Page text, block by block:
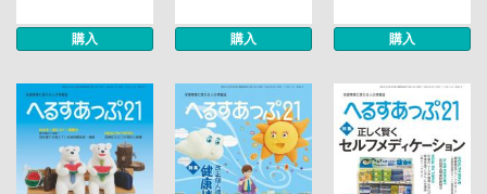
購入 購入 購入